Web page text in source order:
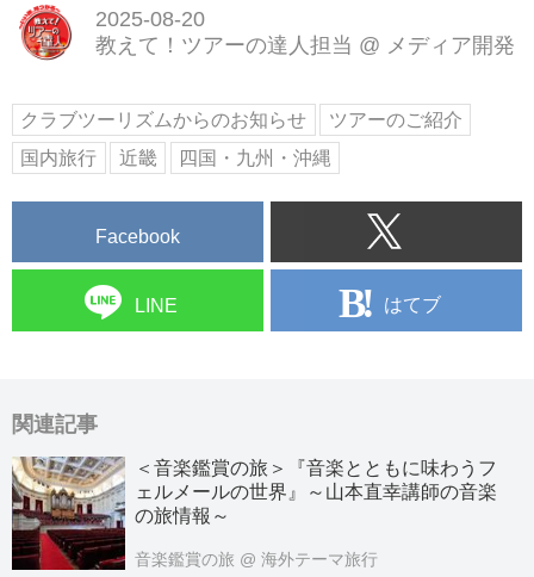
2025-08-20
教えて！ツアーの達人担当 @ メディア開発
クラブツーリズムからのお知らせ
ツアーのご紹介
国内旅行
近畿 四国・九州・沖縄
Facebook
LINE はてブ
関連記事
＜音楽鑑賞の旅＞『音楽とともに味わうフ
ェルメールの世界』～山本直幸講師の音楽
の旅情報～
音楽鑑賞の旅 @ 海外テーマ旅行